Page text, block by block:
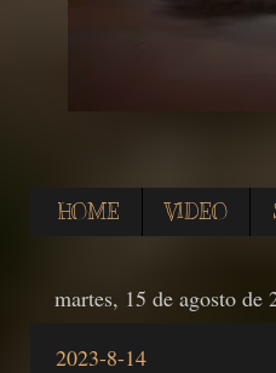
HOME VIDEO
martes, 15 de agosto de
2023-8-14